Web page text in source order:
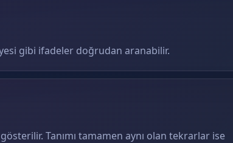
gibi ifadeler doğrudan aranabilir.
Tanımı tamamen aynı olan tekrarlar ise